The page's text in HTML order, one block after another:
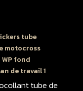
tube de